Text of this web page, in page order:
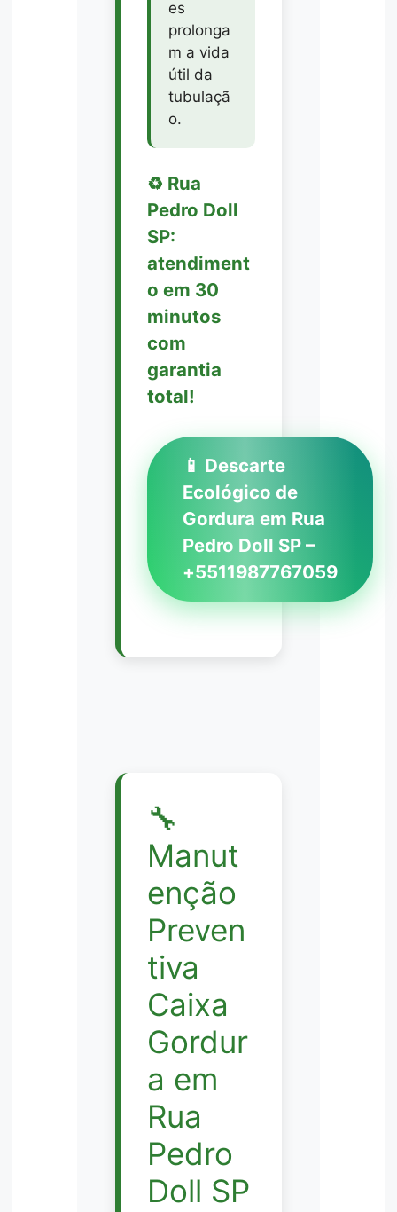
es
prolonga
m a vida
útil da
tubulaçã
o.
♻️ Rua
Pedro Doll
SP:
atendiment
o em 30
minutos
com
garantia
total!
📱 Descarte
Ecológico de
Gordura em Rua
Pedro Doll SP –
+5511987767059
🔧
Manut
enção
Preven
tiva
Caixa
Gordur
a em
Rua
Pedro
Doll SP